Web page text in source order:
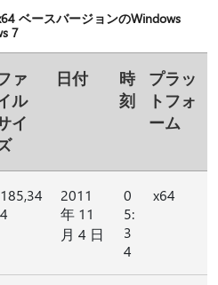
ベースバージョンのWindows
7
ァ
ル
イ
日付
時
刻
プラッ
トフォ
ーム
185,34
4
2011
年 11
月 4 日
0
5:
3
4
x64